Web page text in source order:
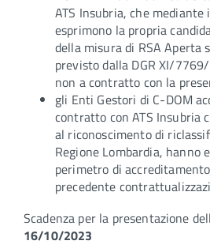
ATS Insubria, che
esprimono la propria
della misura di RSA Aperta
previsto dalla DGR XI/
non a contratto con la
gli Enti Gestori di C-DOM
contratto con ATS Insubria
al riconoscimento di
Regione Lombardia, hanno
perimetro di
precedente
Scadenza per la presentazione
16/10/2023